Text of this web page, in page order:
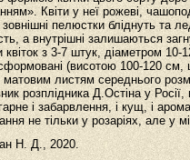
Квіти у неї рожеві,
зовнішні пелюстки бліднуть та
а внутрішні залишаються
квіток з 3-7 штук, діаметром
(висотою 100-120
листям середнього
розплідника Д.Остіна у
і забарвлення, і кущ, і
не тільки у розаріях, але у
Н. Д., 2020.